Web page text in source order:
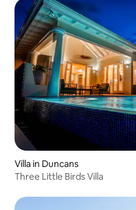
Villa in Duncans
Three Little Birds Villa